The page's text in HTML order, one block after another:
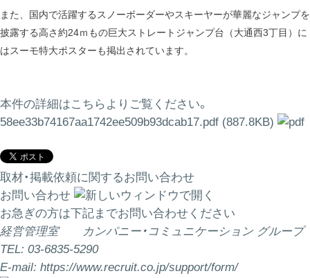
また、国内で活躍するスノーボーダーやスキーヤーが華麗なジャンプを
披露する高さ約24ｍもの巨大ストレートジャンプ台（大通西3丁目）に
はスーモ特大ポスターも掲出されています。
本件の詳細はこちらよりご覧ください。
58ee33b74167aa1742ee509b93dcab17.pdf (887.8KB)
取材・掲載依頼に関するお問い合わせ
お問い合わせ
お急ぎの方は下記までお問い合わせください
経営管理室 カンパニー・コミュニケーション グループ
TEL: 03-6835-5290
E-mail: https://www.recruit.co.jp/support/form/